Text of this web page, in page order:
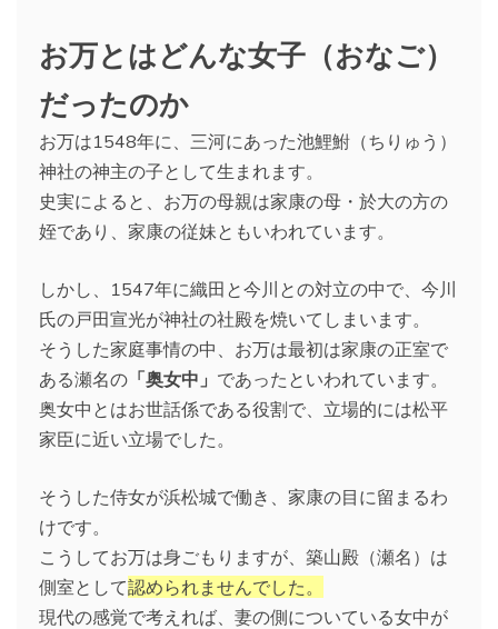
お万とはどんな女子（おなご）
だったのか
お万は1548年に、三河にあった池鯉鮒（ちりゅう）
神社の神主の子として生まれます。
史実によると、お万の母親は家康の母・於大の方の
姪であり、家康の従妹ともいわれています。
しかし、1547年に織田と今川との対立の中で、今川
氏の戸田宣光が神社の社殿を焼いてしまいます。
そうした家庭事情の中、お万は最初は家康の正室で
ある瀬名の 「奥女中」 であったといわれています。
奥女中とはお世話係である役割で、立場的には松平
家臣に近い立場でした。
そうした侍女が浜松城で働き、家康の目に留まるわ
けです。
こうしてお万は身ごもりますが、築山殿（瀬名）は
側室として認められませんでした。
現代の感覚で考えれば、妻の側についている女中が